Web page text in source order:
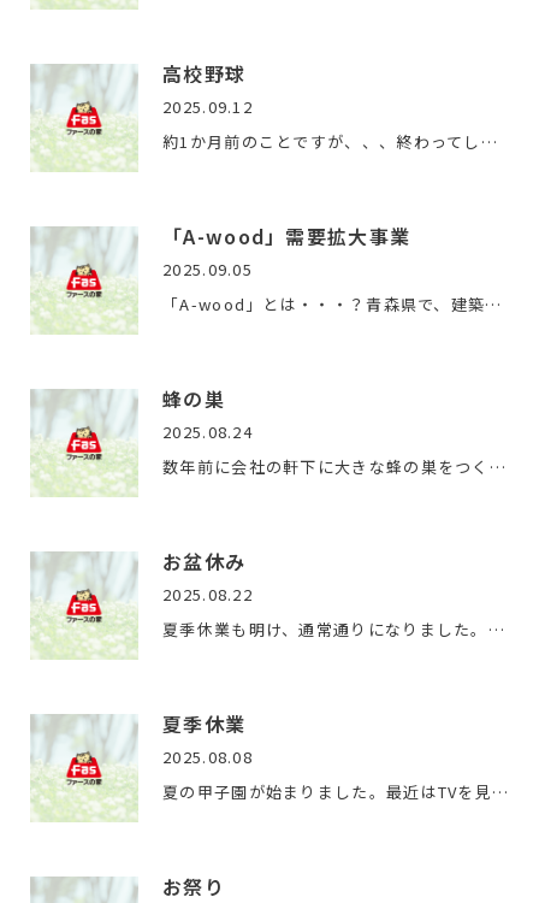
高校野球
2025.09.12
約1か月前のことですが、、、終わってしまいました、高校野球。…
「A-wood」需要拡大事業
2025.09.05
「A-wood」とは・・・？青森県で、建築物の施工に当たり継続的…
蜂の巣
2025.08.24
数年前に会社の軒下に大きな蜂の巣をつくられていて、何度か確…
お盆休み
2025.08.22
夏季休業も明け、通常通りになりました。お盆期間は、高校野球…
夏季休業
2025.08.08
夏の甲子園が始まりました。最近はTVを見ることが少なくなって…
お祭り